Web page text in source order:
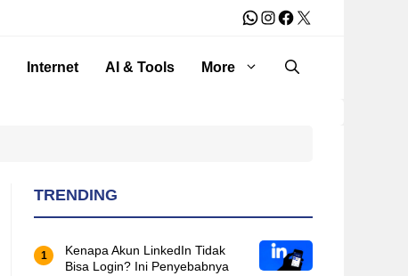
WhatsApp
Instagram
Facebook
X
Internet AI & Tools More
TRENDING
Kenapa Akun LinkedIn Tidak
Bisa Login? Ini Penyebabnya